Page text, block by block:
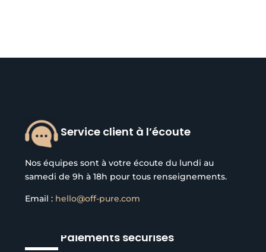
Service client à l’écoute
Nos équipes sont à votre écoute du lundi au
samedi de 9h à 18h pour tous renseignements.
Email : hello@off-pure.com
Paiements sécurisés